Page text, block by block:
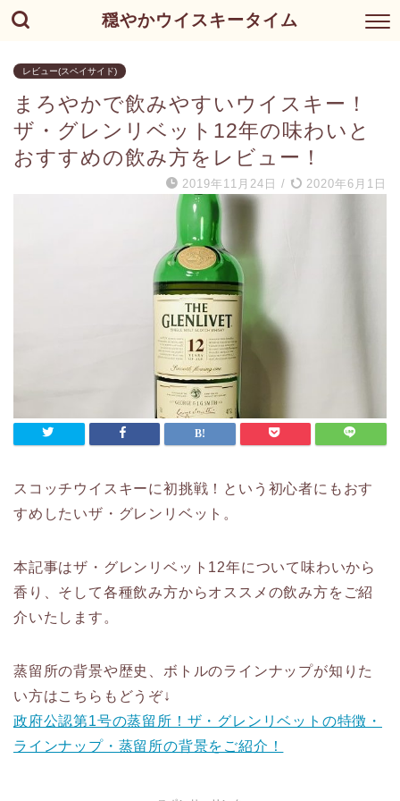
穏やかウイスキータイム
レビュー(スペイサイド)
まろやかで飲みやすいウイスキー！
ザ・グレンリベット12年の味わいと
おすすめの飲み方をレビュー！
2019年11月24日 / 2020年6月1日
スコッチウイスキーに初挑戦！という初心者にもおす
すめしたいザ・グレンリベット。
本記事はザ・グレンリベット12年について味わいから
香り、そして各種飲み方からオススメの飲み方をご紹
介いたします。
蒸留所の背景や歴史、ボトルのラインナップが知りた
い方はこちらもどうぞ↓
政府公認第1号の蒸留所！ザ・グレンリベットの特徴・
ラインナップ・蒸留所の背景をご紹介！